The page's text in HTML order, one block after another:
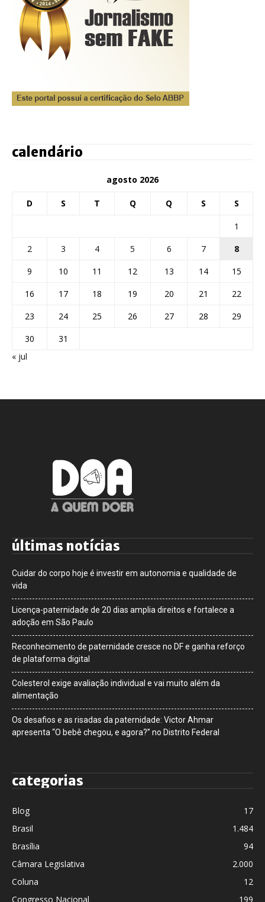
calendário
agosto 2026
D S T Q Q S S
1
2
3 4 5 6 7
8
9
10 11 12 13 14
15
16
17 18 19 20 21
22
23
24 25 26 27 28
29
30
31
« jul
últimas notícias
Cuidar do corpo hoje é investir em autonomia e qualidade de
vida
Licença-paternidade de 20 dias amplia direitos e fortalece a
adoção em São Paulo
Reconhecimento de paternidade cresce no DF e ganha reforço
de plataforma digital
Colesterol exige avaliação individual e vai muito além da
alimentação
Os desafios e as risadas da paternidade: Victor Ahmar
apresenta “O bebê chegou, e agora?” no Distrito Federal
categorias
Blog
17
Brasil
1.484
Brasília
94
Câmara Legislativa
2.000
Coluna
12
Congresso Nacional
199